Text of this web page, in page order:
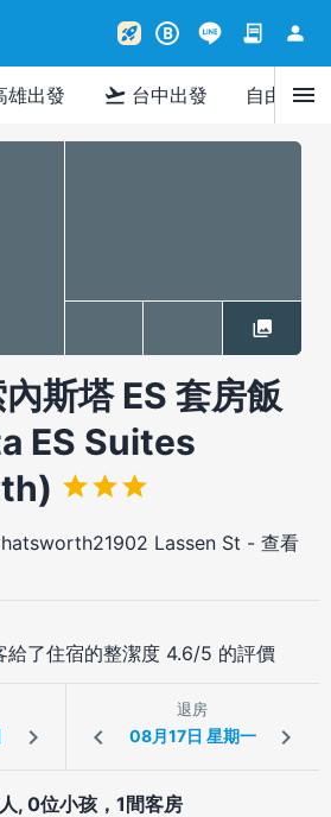
rocket_launch B contract person
雄出發 flight_takeoff 台中出發 自由行menu
斯塔 ES 套房飯
ES Suites
Lassen St - 查看
給了住宿的整潔度 4.6/5 的評價
退房
, 0位小孩，1間客房